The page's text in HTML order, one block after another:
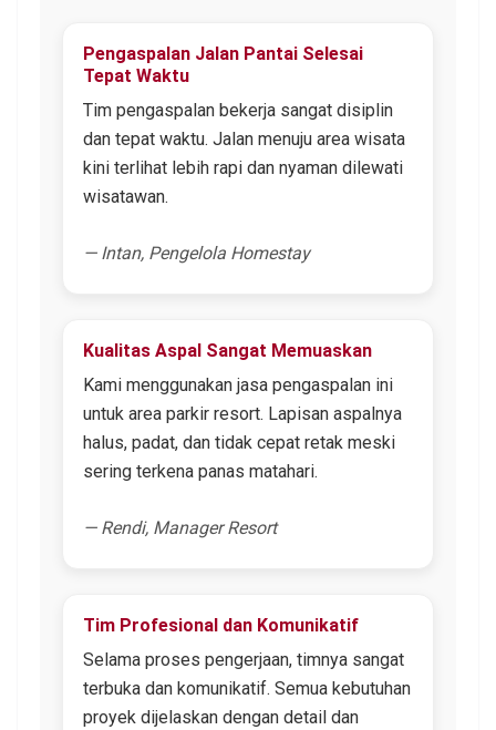
Pengaspalan Jalan Pantai Selesai
Tepat Waktu
Tim pengaspalan bekerja sangat disiplin
dan tepat waktu. Jalan menuju area wisata
kini terlihat lebih rapi dan nyaman dilewati
wisatawan.
— Intan, Pengelola Homestay
Kualitas Aspal Sangat Memuaskan
Kami menggunakan jasa pengaspalan ini
untuk area parkir resort. Lapisan aspalnya
halus, padat, dan tidak cepat retak meski
sering terkena panas matahari.
— Rendi, Manager Resort
Tim Profesional dan Komunikatif
Selama proses pengerjaan, timnya sangat
terbuka dan komunikatif. Semua kebutuhan
proyek dijelaskan dengan detail dan